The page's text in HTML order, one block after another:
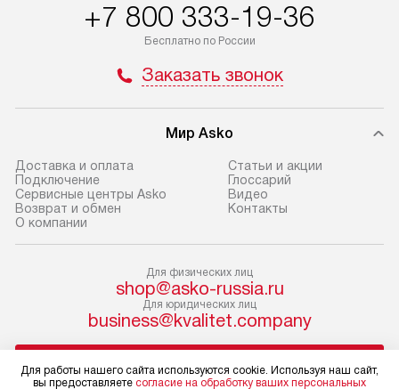
доставляются бесплатно
по Москве в пределах МКАД,
не предусмотрена. Доставка
транспортную компанию. После
100% предоплаты мы бесплатно
доставляем заказ
до представительства
транспортной компании в г. Москва.
доставки у менеджера при
оформлении заказа.
В оговоренный день служба
доставки доставит упакованный
прибор до двери или прихожей.
материалы.
установленной
разблокировку
соединение
+7 800 333-19-36
Бесплатно по России
Заказать звонок
Мир Asko
Доставка и оплата
Подключение
Сервисные центры Asko
Возврат и обмен
О компании
Статьи и акции
Глоссарий
Видео
Контакты
Для физических лиц
shop@asko-russia.ru
Для юридических лиц
business@kvalitet.company
Для работы нашего сайта используются cookie. Используя наш сайт,
вы предоставляете согласие на обработку ваших персональных